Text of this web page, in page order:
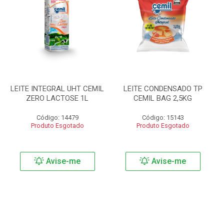
LEITE INTEGRAL UHT CEMIL
ZERO LACTOSE 1L
Código: 14479
Produto Esgotado
Avise-me
LEITE CONDENSADO TP
CEMIL BAG 2,5KG
Código: 15143
Produto Esgotado
Avise-me